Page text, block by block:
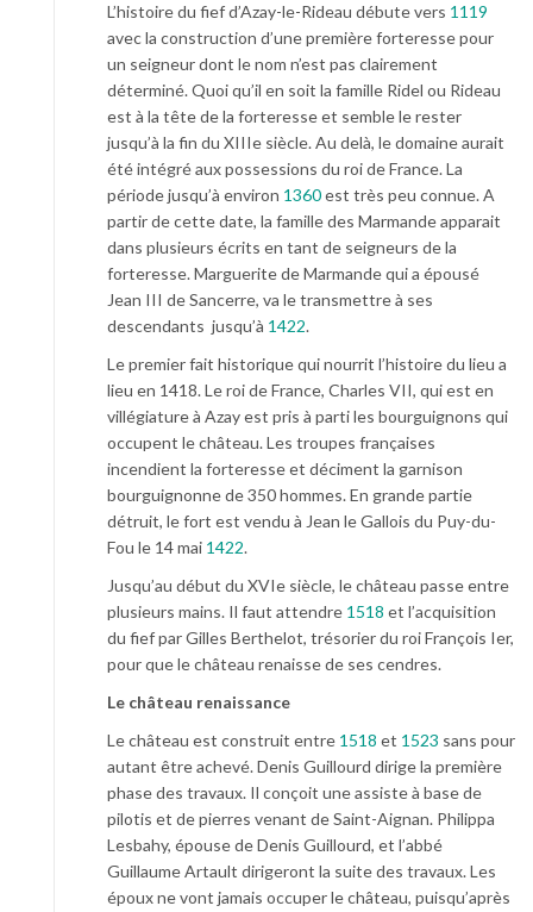
L’histoire du fief d’Azay-le-Rideau débute vers 1119
avec la construction d’une première forteresse pour
un seigneur dont le nom n’est pas clairement
déterminé. Quoi qu’il en soit la famille Ridel ou Rideau
est à la tête de la forteresse et semble le rester
jusqu’à la fin du XIIIe siècle. Au delà, le domaine aurait
été intégré aux possessions du roi de France. La
période jusqu’à environ 1360est très peu connue. A
partir de cette date, la famille des Marmande apparait
dans plusieurs écrits en tant de seigneurs de la
forteresse. Marguerite de Marmande qui a épousé
Jean III de Sancerre, va le transmettre à ses
descendants jusqu’à 1422.
Le premier fait historique qui nourrit l’histoire du lieu a
lieu en 1418. Le roi de France, Charles VII, qui est en
villégiature à Azay est pris à parti les bourguignons qui
occupent le château. Les troupes françaises
incendient la forteresse et déciment la garnison
bourguignonne de 350 hommes. En grande partie
détruit, le fort est vendu à Jean le Gallois du Puy-du-
Fou le 14 mai 1422.
Jusqu’au début du XVIe siècle, le château passe entre
plusieurs mains. Il faut attendre 1518 et l’acquisition
du fief par Gilles Berthelot, trésorier du roi François Ier,
pour que le château renaisse de ses cendres.
Le château renaissance
Le château est construit entre 1518 et 1523 sans pour
autant être achevé. Denis Guillourd dirige la première
phase des travaux. Il conçoit une assiste à base de
pilotis et de pierres venant de Saint-Aignan. Philippa
Lesbahy, épouse de Denis Guillourd, et l’abbé
Guillaume Artault dirigeront la suite des travaux. Les
époux ne vont jamais occuper le château, puisqu’après